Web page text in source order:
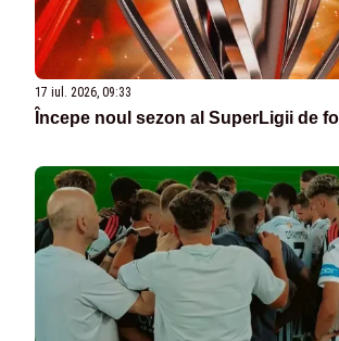
17 iul. 2026, 09:33
Începe noul sezon al SuperLigii de